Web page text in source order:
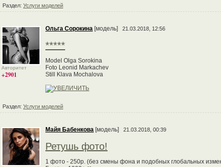
Раздел: Услуги моделей
Авторитет
+2901
Ольга Сорокина [модель] 21.03.2018, 12:56
*****
Model Olga Sorokina
Foto Leonid Markachev
Still Klava Mochalova
Раздел: Услуги моделей
Майя Бабенкова [модель] 21.03.2018, 00:39
Ретушь фото!
1 фото - 250р. (без смены фона и подобных глобальных